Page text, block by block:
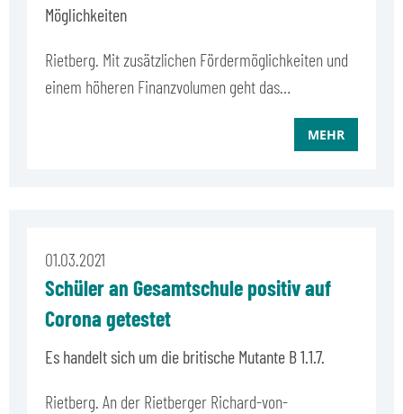
Möglichkeiten
Rietberg. Mit zusätzlichen Fördermöglichkeiten und
einem höheren Finanzvolumen geht das…
MEHR
01.03.2021
Schüler an Gesamtschule positiv auf
Corona getestet
Es handelt sich um die britische Mutante B 1.1.7.
Rietberg. An der Rietberger Richard-von-